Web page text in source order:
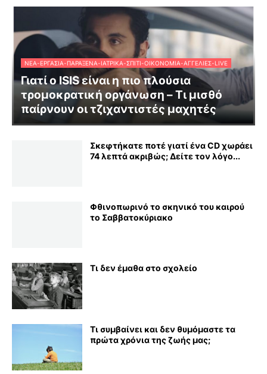
ΝΈΑ-ΕΡΓΑΣΊΑ-ΠΑΡΆΞΕΝΑ-ΙΑΤΡΙΚΆ-ΣΠΊΤΙ-ΟΙΚΟΝΟΜΊΑ-ΑΓΓΕΛΊΕΣ-LIVE
Γιατί ο ISIS είναι η πιο πλούσια
τρομοκρατική οργάνωση – Τι μισθό
παίρνουν οι τζιχαντιστές μαχητές
Σκεφτήκατε ποτέ γιατί ένα CD χωράει
74 λεπτά ακριβώς; Δείτε τον λόγο...
Φθινοπωρινό το σκηνικό του καιρού
το Σαββατοκύριακο
Τι δεν έμαθα στο σχολείο
Τι συμβαίνει και δεν θυμόμαστε τα
πρώτα χρόνια της ζωής μας;